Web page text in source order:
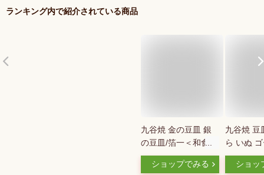
ランキング内で紹介されている商品
九谷焼 金の豆皿 銀
の豆皿/箔一＜和食器
九谷焼 小皿 取皿 人
気 ギフト 贈り物 プ
ショップでみる
九谷焼 豆
ら いぬ
皿 丸皿
和食器
ショッ